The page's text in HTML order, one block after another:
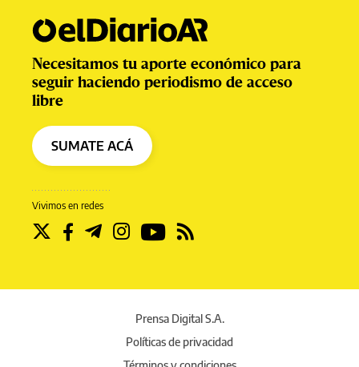
Vivimos en redes
Necesitamos tu aporte económico para
seguir haciendo periodismo de acceso
libre
SUMATE ACÁ
Prensa Digital S.A.
Políticas de privacidad